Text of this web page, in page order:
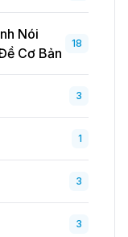
Nói
Cơ Bản
18
3
1
3
3